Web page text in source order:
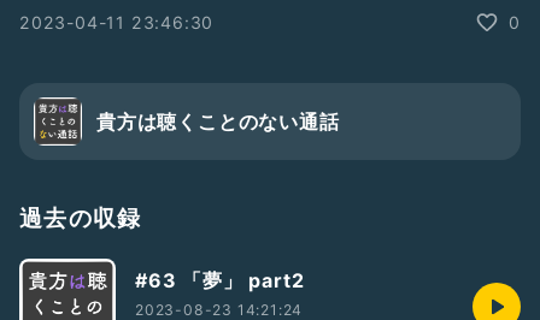
2023-04-11 23:46:30
0
貴方は聴くことのない通話
過去の収録
#63 「夢」 part2
2023-08-23 14:21:24